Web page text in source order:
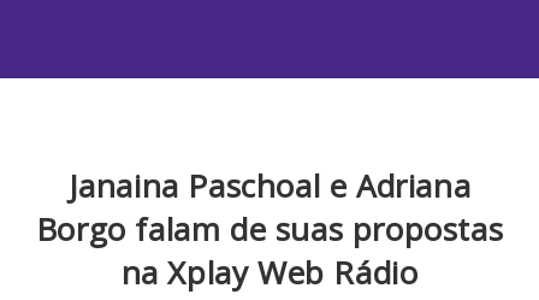
Janaina Paschoal e Adriana
Borgo falam de suas propostas
na Xplay Web Rádio